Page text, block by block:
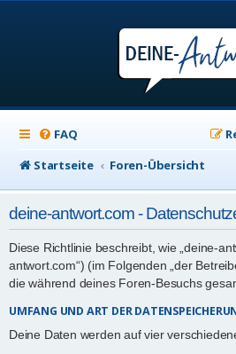
FAQ
Startseite
Foren-Übersicht
deine-antwort.com -
Diese Richtlinie beschreibt, wie „deine-
antwort.com“) (im Folgenden „der
die während deines Foren-Besuchs
UMFANG UND ART DER
Deine Daten werden auf vier